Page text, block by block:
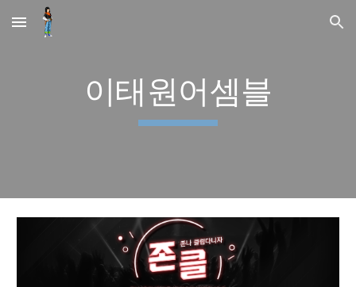
Skip to main content Skip to navigation
이태원어셈블